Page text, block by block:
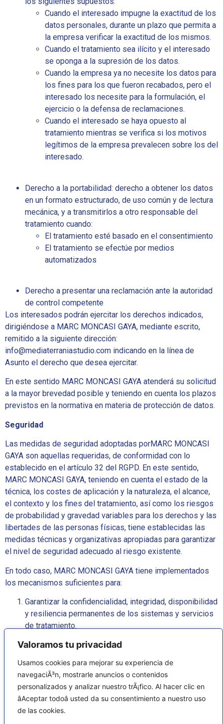
Valoramos tu privacidad
Usamos cookies para mejorar su experiencia de
navegaciÃ³n, mostrarle anuncios o contenidos
personalizados y analizar nuestro trÃ¡fico. Al hacer clic en
âAceptar todoâ usted da su consentimiento a nuestro uso
de las cookies.
Cuando el interesado impugne la exactitud de los
datos personales, durante un plazo que permita a
la empresa verificar la exactitud de los mismos.
Cuando el tratamiento sea ilícito y el interesado
se oponga a la supresión de los datos.
Cuando la empresa ya no necesite los datos para
los fines para los que fueron recabados, pero el
interesado los necesite para la formulación, el
ejercicio o la defensa de reclamaciones.
Cuando el interesado se haya opuesto al
tratamiento mientras se verifica si los motivos
legítimos de la empresa prevalecen sobre los del
interesado.
Derecho a la portabilidad: derecho a obtener los datos
en un formato estructurado, de uso común y de lectura
mecánica, y a transmitirlos a otro responsable del
tratamiento cuando:
El tratamiento esté basado en el consentimiento
El tratamiento se efectúe por medios
automatizados
Derecho a presentar una reclamación ante la autoridad
de control competente
Los interesados podrán ejercitar los derechos indicados,
dirigiéndose a MARC MONCASI GAYA, mediante escrito,
remitido a la siguiente dirección:
info@mediaterraniastudio.com indicando en la línea de
Asunto el derecho que desea ejercitar.
En este sentido MARC MONCASI GAYA atenderá su solicitud
a la mayor brevedad posible y teniendo en cuenta los plazos
previstos en la normativa en materia de protección de datos.
Seguridad
Las medidas de seguridad adoptadas porMARC MONCASI
GAYA son aquellas requeridas, de conformidad con lo
establecido en el artículo 32 del RGPD. En este sentido,
MARC MONCASI GAYA, teniendo en cuenta el estado de la
técnica, los costes de aplicación y la naturaleza, el alcance,
el contexto y los fines del tratamiento, así como los riesgos
de probabilidad y gravedad variables para los derechos y las
libertades de las personas físicas, tiene establecidas las
medidas técnicas y organizativas apropiadas para garantizar
el nivel de seguridad adecuado al riesgo existente.
En todo caso, MARC MONCASI GAYA tiene implementados
los mecanismos suficientes para:
Garantizar la confidencialidad, integridad, disponibilidad
y resiliencia permanentes de los sistemas y servicios
de tratamiento.
personales de forma rápida, en caso de incidente
físico o técnico.
Verificar, evaluar y valorar, de forma regular, la eficacia
de las medidas técnicas y organizativas implantadas
para garantizar la seguridad del tratamiento.
Seudonimizar y cifrar los datos personales, en su caso.